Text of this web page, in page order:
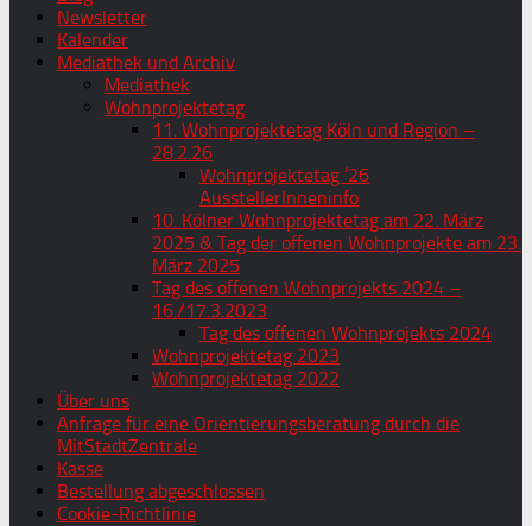
Newsletter
Kalender
Mediathek und Archiv
Mediathek
Wohnprojektetag
11. Wohnprojektetag Köln und Region –
28.2.26
Wohnprojektetag ’26
AusstellerInneninfo
10. Kölner Wohnprojektetag am 22. März
2025 & Tag der offenen Wohnprojekte am 23.
März 2025
Tag des offenen Wohnprojekts 2024 –
16./17.3.2023
Tag des offenen Wohnprojekts 2024
Wohnprojektetag 2023
Wohnprojektetag 2022
Über uns
Anfrage für eine Orientierungsberatung durch die
MitStadtZentrale
Kasse
Bestellung abgeschlossen
Cookie-Richtlinie